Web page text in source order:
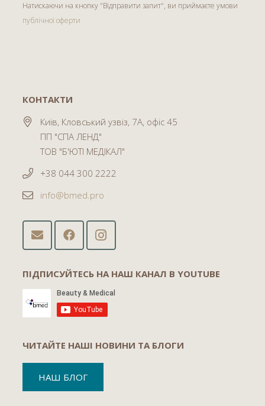
Натискаючи на кнопку "Відправити запит", ви приймаєте умови
публічної оферти
КОНТАКТИ
Київ, Кловський узвіз, 7А, офіс 45
ПП "СПА ЛЕНД"
ТОВ "Б'ЮТІ МЕДІКАЛ"
+38 044 300 2222
info@bmed.pro
ПІДПИСУЙТЕСЬ НА НАШ КАНАЛ В YOUTUBE
ЧИТАЙТЕ НАШІ НОВИНИ ТА БЛОГИ
НАШ БЛОГ